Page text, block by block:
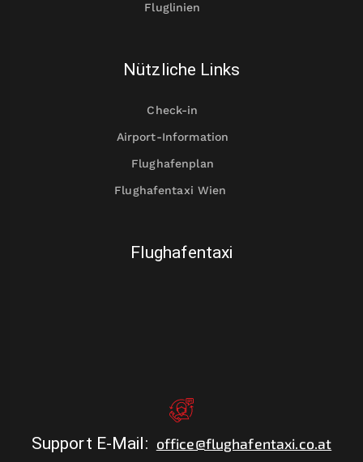
Fluglinien
Nützliche Links
Check-in
Airport-Information
Flughafenplan
Flughafentaxi Wien
Flughafentaxi
Support E-Mail: office@flughafentaxi.co.at